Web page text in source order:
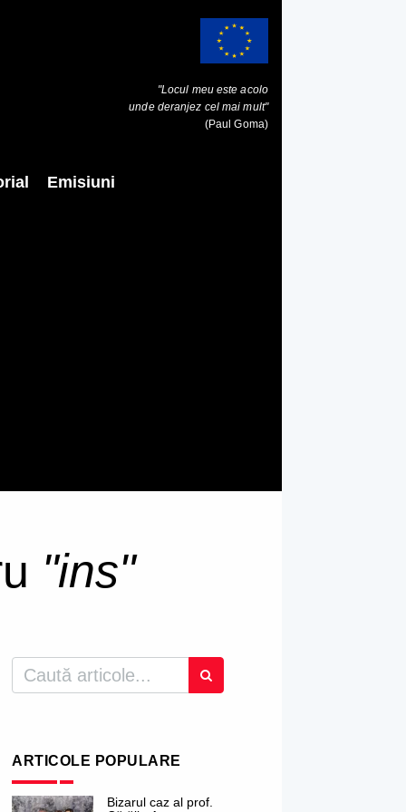
"Locul meu este acolo
unde deranjez cel mai mult"
(Paul Goma)
Emisiuni
"ins"
ARTICOLE POPULARE
Bizarul caz al prof.